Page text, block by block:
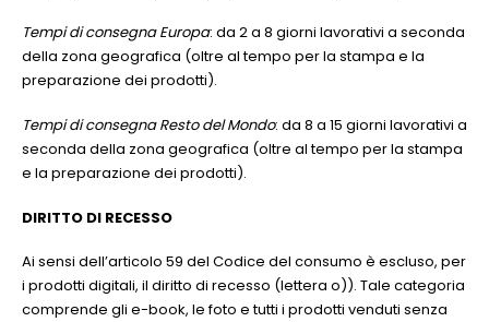
Tempi di consegna Europa: da 2 a 8 giorni lavorativi a seconda
della zona geografica (oltre al tempo per la stampa e la
preparazione dei prodotti).
Tempi di consegna Resto del Mondo: da 8 a 15 giorni lavorativi a
seconda della zona geografica (oltre al tempo per la stampa
e la preparazione dei prodotti).
DIRITTO DI RECESSO
Ai sensi dell’articolo 59 del Codice del consumo è escluso, per
i prodotti digitali, il diritto di recesso (lettera o)). Tale categoria
comprende gli e-book, le foto e tutti i prodotti venduti senza